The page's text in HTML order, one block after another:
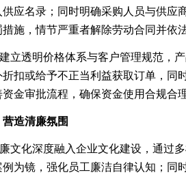
应名录；同时明确采购人员与供应
施，情节严重者解除劳动合同并依法
立透明价格体系与客户管理规范，
扣或给予不正当利益获取订单，同
金审批流程，确保资金使用合规合
造清廉氛围
文化深度融入企业文化建设，通过
例为镜，强化员工廉洁自律认知；